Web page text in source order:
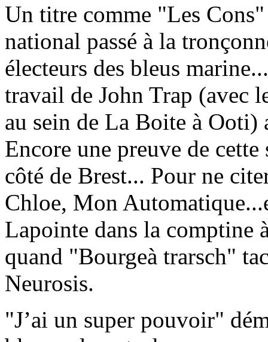
Un titre comme "Les
national passé à la
électeurs des bleus
travail de John Trap (avec
au sein de La Boite à
Encore une preuve de
côté de Brest... Pour ne
Chloe, Mon
Lapointe dans la comptine
quand "Bourgeà trarsch"
Neurosis.
"J’ai un super pouvoir"